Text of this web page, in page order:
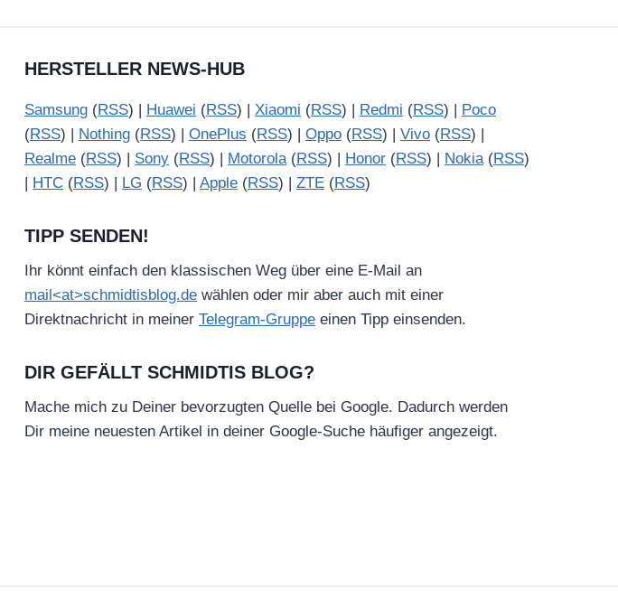
HERSTELLER NEWS-HUB
Samsung (RSS) | Huawei (RSS) | Xiaomi (RSS) | Redmi (RSS) | Poco
(RSS) | Nothing (RSS) | OnePlus (RSS) | Oppo (RSS) | Vivo (RSS) |
Realme (RSS) | Sony (RSS) | Motorola(RSS) | Honor (RSS) | Nokia(RSS)
| HTC (RSS) | LG (RSS) | Apple (RSS) | ZTE (RSS)
TIPP SENDEN!
Ihr könnt einfach den klassischen Weg über eine E-Mail an
mail<at>schmidtisblog.de wählen oder mir aber auch mit einer
Direktnachricht in meiner Telegram-Gruppe einen Tipp einsenden.
DIR GEFÄLLT SCHMIDTIS BLOG?
Mache mich zu Deiner bevorzugten Quelle bei Google. Dadurch werden
Dir meine neuesten Artikel in deiner Google-Suche häufiger angezeigt.